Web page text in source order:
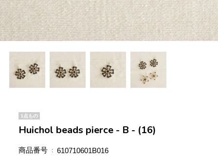
1点もの
Huichol beads pierce - B - (16)
商品番号 610710601B016